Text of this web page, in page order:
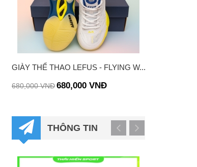
GIÀY THỂ THAO LEFUS - FLYING W...
680,000 VNĐ 680,000 VNĐ
THÔNG TIN